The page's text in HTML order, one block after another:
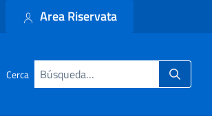
Area Riservata
Cerca